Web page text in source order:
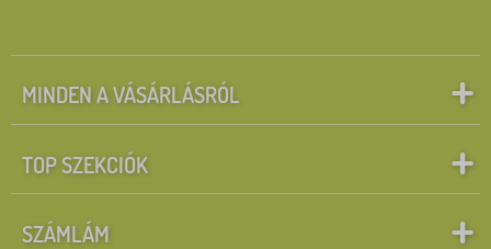
SZŰRÉS
MINDEN A VÁSÁRLÁSRÓL
TOP SZEKCIÓK
SZÁMLÁM